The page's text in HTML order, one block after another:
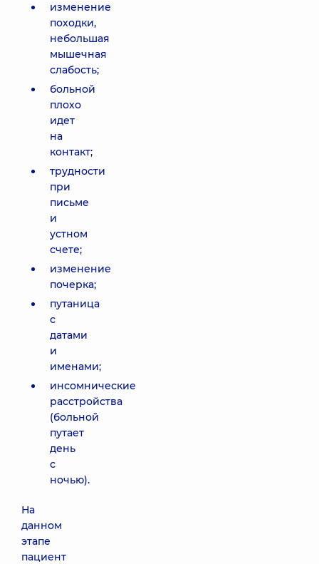
изменение
походки,
небольшая
мышечная
слабость;
больной
плохо
идет
на
контакт;
трудности
при
письме
и
устном
счете;
изменение
почерка;
путаница
с
датами
и
именами;
инсомнические
расстройства
(больной
путает
день
с
ночью).
На
данном
этапе
пациент